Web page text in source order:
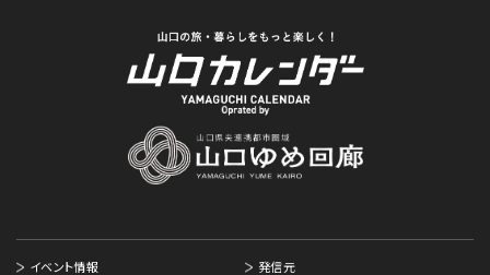
イベント情報 発信元